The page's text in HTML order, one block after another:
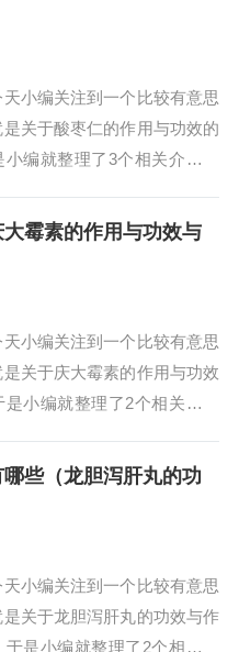
...
小编关注到一个比较有意思
关于酸枣仁的作用与功效的
编就整理了3个相关介绍酸
录：中药酸枣仁的功效与作
...
霉素的作用与功效与
小编关注到一个比较有意思
关于庆大霉素的作用与功效
小编就整理了2个相关介绍
文章目录：庆大霉素的作用与
作用与功效庆大霉素的作用与
...
些（龙胆泻肝丸的功
小编关注到一个比较有意思
关于龙胆泻肝丸的功效与作
于是小编就整理了2个相关介